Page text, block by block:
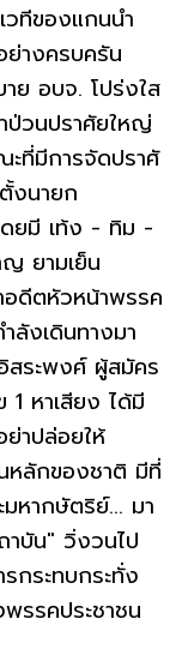
วทีของแกนนำ
างครบครัน
ย อบจ. โปร่งใส
ป่วนปราศัยใหญ่
ะที่มีการจัดปราศั
งนายก
ดยมี เท้ง - ทิม -
ยามเย็น
ดีตหัวหน้าพรรค
ลังเดินทางมา
ระพงศ์ ผู้สมัคร
1 หาเสียง ได้มี
าปล่อยให้
หลักของชาติ มีที่
หากษัตริย์... มา
บัน" วิ่งวนไป
กระทบกระทั่ง
รรคประชาชน